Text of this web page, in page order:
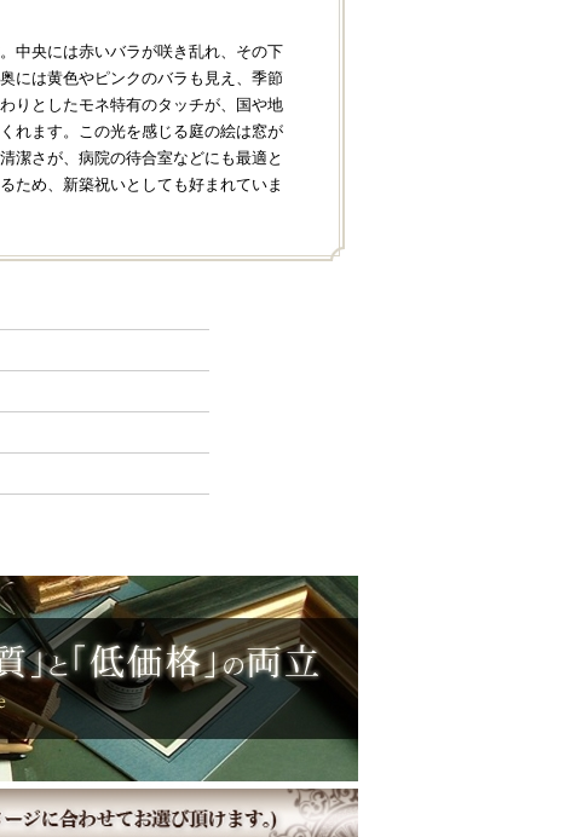
中央には赤いバラが咲き乱れ、その下
には黄色やピンクのバラも見え、季節
りとしたモネ特有のタッチが、国や地
れます。この光を感じる庭の絵は窓が
潔さが、病院の待合室などにも最適と
ため、新築祝いとしても好まれていま